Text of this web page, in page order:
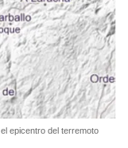
epicentro del terremoto